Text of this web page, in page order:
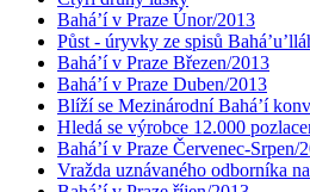
Bahá’í v Praze Únor/2013
Půst - úryvky ze spisů
Bahá’í v Praze Březen/2013
Bahá’í v Praze Duben/2013
Blíží se Mezinárodní Bahá’í
Hledá se výrobce 12.000
Bahá’í v Praze Červenec-Srpen/
Vražda uznávaného odborníka